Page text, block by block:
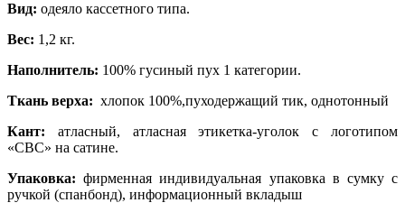
Вид: одеяло кассетного типа.
Вес: 1,2 кг.
Наполнитель: 100% гусиный пух 1 категории.
Ткань верха: хлопок 100%,пуходержащий тик, однотонный
Кант: атласный, атласная этикетка-уголок с логотипом
«СВС» на сатине.
Упаковка: фирменная индивидуальная упаковка в сумку с
ручкой (спанбонд), информационный вкладыш